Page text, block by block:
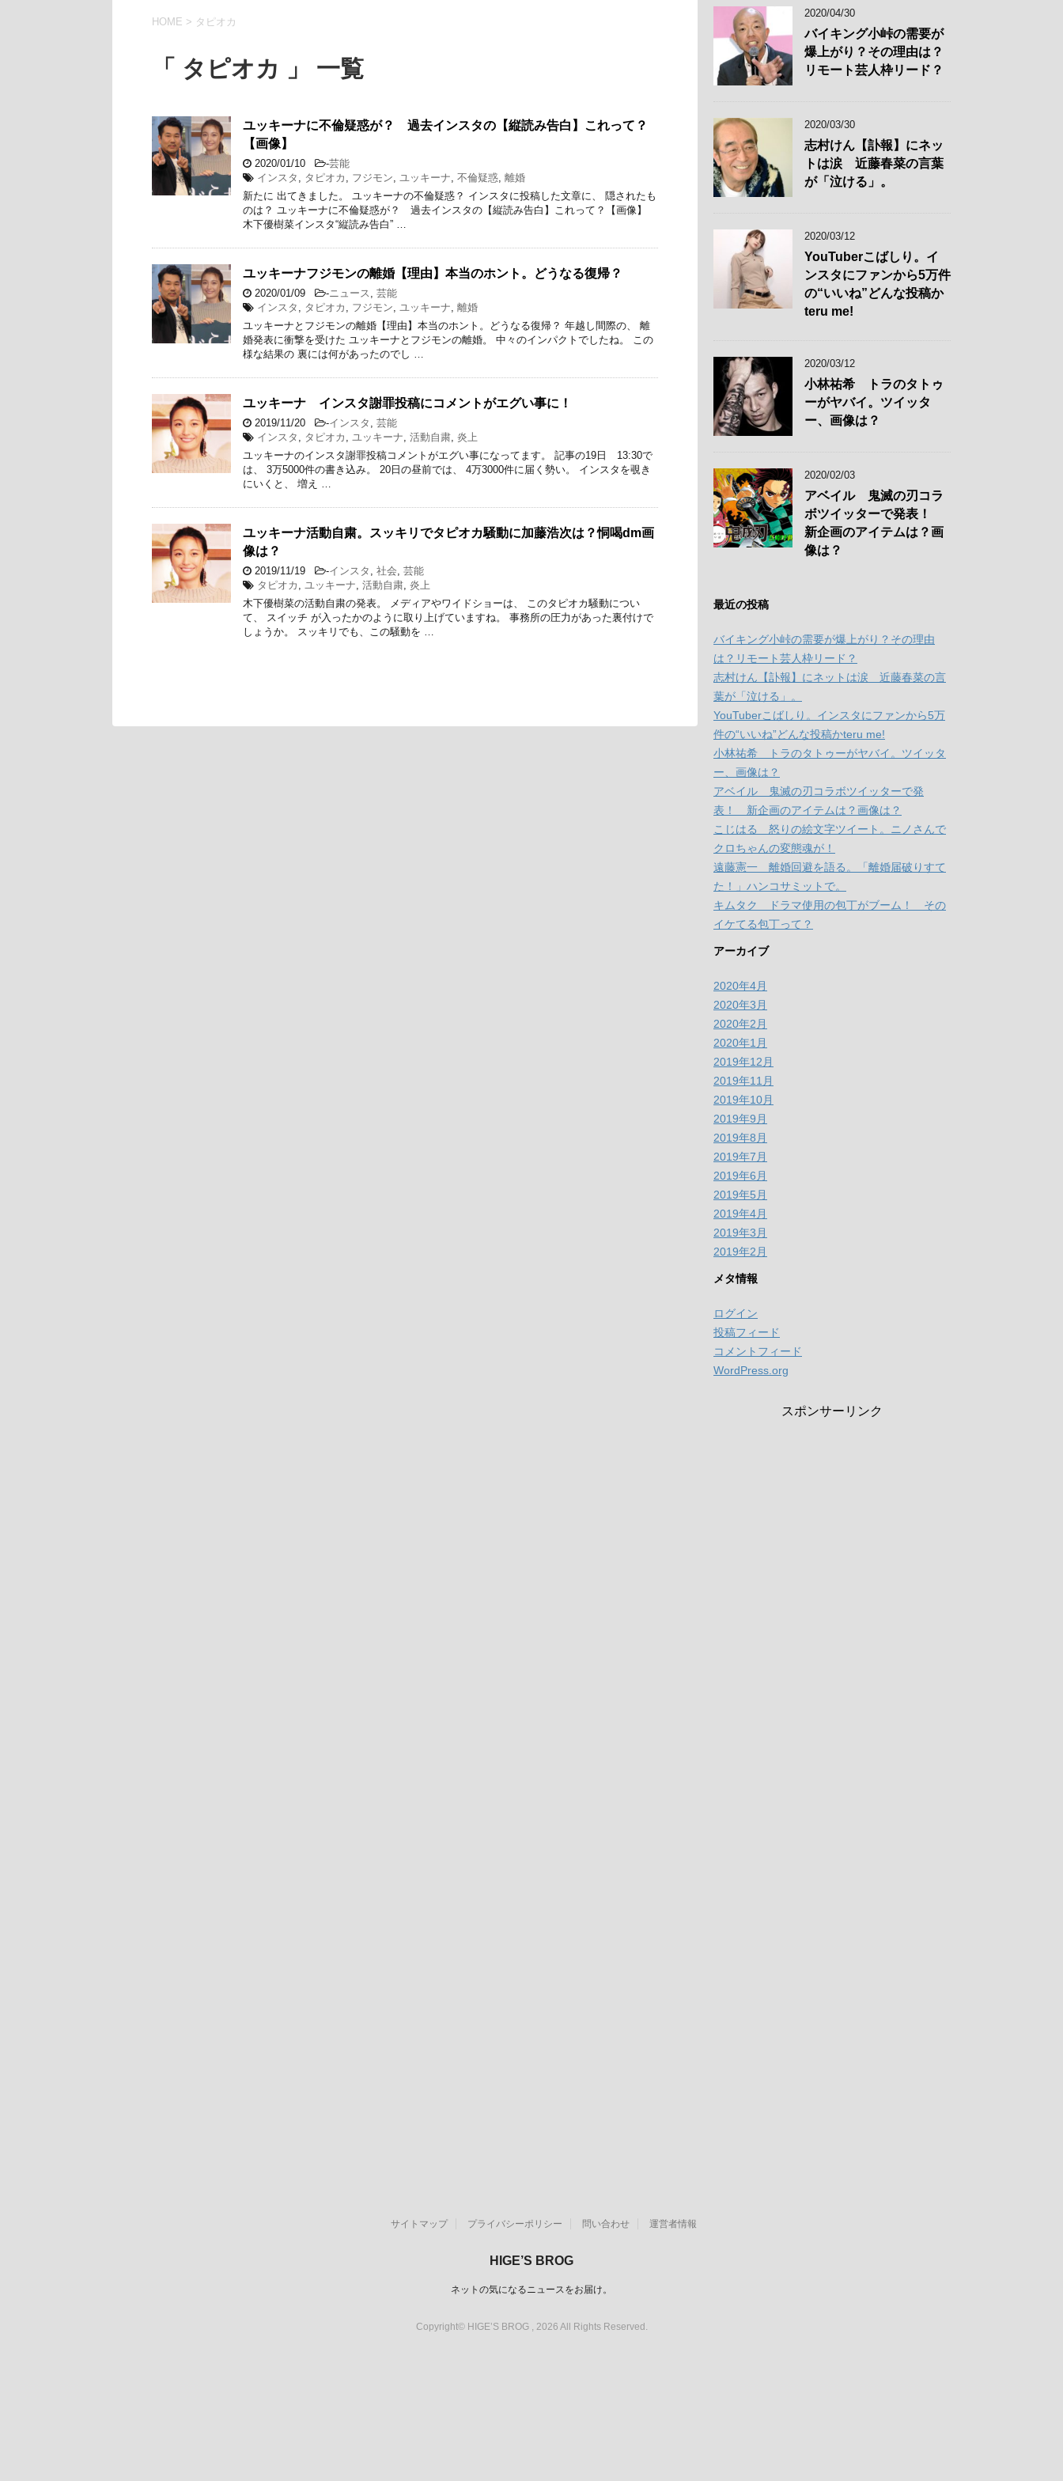
HOME > タピオカ
「 タピオカ 」 一覧
ユッキーナに不倫疑惑が？ 過去インスタの【縦読み告白】これって？
【画像】
2020/01/10 -芸能
インスタ , タピオカ , フジモン, ユッキーナ, 不倫疑惑, 離婚
新たに 出てきました。 ユッキーナの不倫疑惑？ インスタに投稿した文章に、 隠されたも
のは？ ユッキーナに不倫疑惑が？ 過去インスタの【縦読み告白】これって？【画像】
木下優樹菜インスタ“縦読み告白” …
ユッキーナフジモンの離婚【理由】本当のホント。どうなる復帰？
2020/01/09 -ニュース , 芸能
インスタ , タピオカ , フジモン, ユッキーナ, 離婚
ユッキーナとフジモンの離婚【理由】本当のホント。どうなる復帰？ 年越し間際の、 離
婚発表に衝撃を受けた ユッキーナとフジモンの離婚。 中々のインパクトでしたね。 この
様な結果の 裏には何があったのでし …
ユッキーナ インスタ謝罪投稿にコメントがエグい事に！
2019/11/20 -インスタ , 芸能
インスタ , タピオカ , ユッキーナ, 活動自粛, 炎上
ユッキーナのインスタ謝罪投稿コメントがエグい事になってます。 記事の19日 13:30で
は、 3万5000件の書き込み。 20日の昼前では、 4万3000件に届く勢い。 インスタを覗き
にいくと、 増え …
ユッキーナ活動自粛。スッキリでタピオカ騒動に加藤浩次は？恫喝dm画
像は？
2019/11/19 -インスタ , 社会, 芸能
タピオカ , ユッキーナ, 活動自粛, 炎上
木下優樹菜の活動自粛の発表。 メディアやワイドショーは、 このタピオカ騒動につい
て、 スイッチ が入ったかのように取り上げていますね。 事務所の圧力があった裏付けで
しょうか。 スッキリでも、この騒動を …
2020/04/30
バイキング小峠の需要が
爆上がり？その理由は？
リモート芸人枠リード？
2020/03/30
志村けん【訃報】にネッ
トは涙 近藤春菜の言葉
が「泣ける」。
2020/03/12
YouTuberこばしり。イ
ンスタにファンから5万件
の“いいね”どんな投稿か
teru me!
2020/03/12
小林祐希 トラのタトゥ
ーがヤバイ。ツイッタ
ー、画像は？
2020/02/03
アベイル 鬼滅の刃コラ
ボツイッターで発表！
新企画のアイテムは？画
像は？
最近の投稿
バイキング小峠の需要が爆上がり？その理由
は？リモート芸人枠リード？
志村けん【訃報】にネットは涙 近藤春菜の言
葉が「泣ける」。
YouTuberこばしり。インスタにファンから5万
件の“いいね”どんな投稿かteru me!
小林祐希 トラのタトゥーがヤバイ。ツイッタ
ー、画像は？
アベイル 鬼滅の刃コラボツイッターで発
表！ 新企画のアイテムは？画像は？
こじはる 怒りの絵文字ツイート。ニノさんで
クロちゃんの変態魂が！
遠藤憲一 離婚回避を語る。「離婚届破りすて
た！」ハンコサミットで。
キムタク ドラマ使用の包丁がブーム！ その
イケてる包丁って？
アーカイブ
2020年4月
2020年3月
2020年2月
2020年1月
2019年12月
2019年11月
2019年10月
2019年9月
2019年8月
2019年7月
2019年6月
2019年5月
2019年4月
2019年3月
2019年2月
メタ情報
ログイン
投稿フィード
コメントフィード
WordPress.org
スポンサーリンク
サイトマップ プライバシーポリシー 問い合わせ 運営者情報
HIGE’S BROG
ネットの気になるニュースをお届け。
Copyright© HIGE’S BROG , 2026 All Rights Reserved.